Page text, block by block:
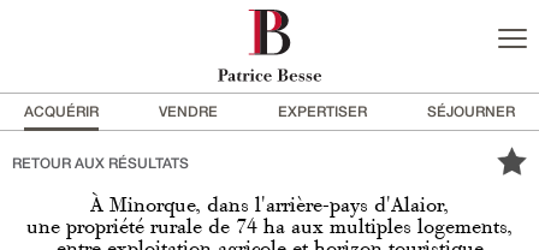
ACQUÉRIR VENDRE EXPERTISER SÉJOURNER
RETOUR AUX RÉSULTATS
À Minorque, dans l'arrière-pays d'Alaior,
une propriété rurale de 74 ha aux multiples logements,